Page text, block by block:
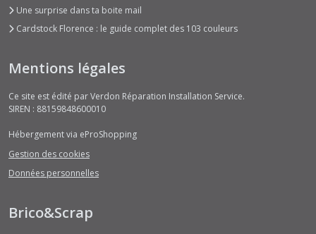
Une surprise dans ta boite mail
Cardstock Florence : le guide complet des 103 couleurs
Mentions légales
Ce site est édité par Verdon Réparation Installation Service.
SIREN : 88159848600010
Hébergement via eProShopping
Gestion des cookies
Données personnelles
Brico&Scrap